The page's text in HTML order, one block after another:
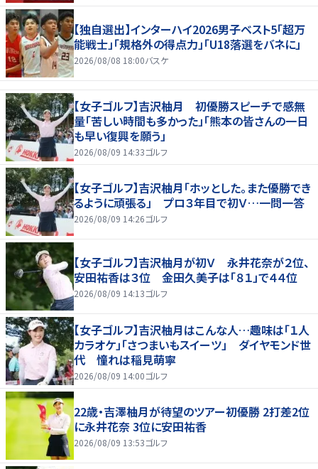
【独自選出】インターハイ2026男子ベスト5「超万
能戦士」「規格外の得点力」「U18落選をバネに」
2026/08/08 18:00バスケ
【女子ゴルフ】吉沢柚月 初優勝スピーチで感無
量「苦しい時間も多かった」「熊本の皆さんの一日
も早い復興を願う」
2026/08/09 14:33ゴルフ
【女子ゴルフ】吉沢柚月「ホッとした。また優勝でき
るように頑張る」 プロ３年目で初Ｖ…一問一答
2026/08/09 14:26ゴルフ
【女子ゴルフ】吉沢柚月が初Ｖ 永井花奈が２位、
安田祐香は３位 金田久美子は「８１」で４４位
2026/08/09 14:13ゴルフ
【女子ゴルフ】吉沢柚月はこんな人…趣味は「１人
カラオケ」「さつまいもスイーツ」 ダイヤモンド世
代 憧れは稲見萌寧
2026/08/09 14:00ゴルフ
22歳・吉澤柚月が待望のツアー初優勝 2打差2位
に永井花奈 3位に安田祐香
2026/08/09 13:53ゴルフ